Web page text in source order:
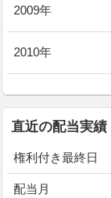
2009年
2010年
直近の配当実績
権利付き最終日
配当月